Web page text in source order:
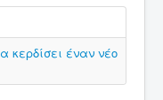
κερδίσει έναν νέο